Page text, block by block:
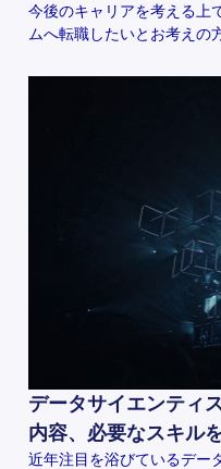
今後のキャリアを考える上
ムへ転職したいとお考え
データサイエンティ
内容、必要なスキル
近年注目を浴びているデー